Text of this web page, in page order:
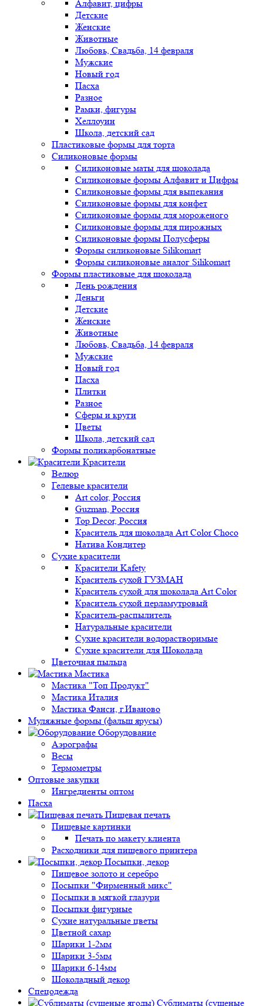
Алфавит, цифры
Детские
Женские
Животные
Любовь, Свадьба, 14 февраля
Мужские
Новый год
Пасха
Разное
Рамки, фигуры
Хеллоуин
Школа, детский сад
Пластиковые формы для торта
Силиконовые формы
Силиконовые маты для шоколада
Силиконовые формы Алфавит и Цифры
Силиконовые формы для выпекания
Силиконовые формы для конфет
Силиконовые формы для мороженого
Силиконовые формы для пирожных
Силиконовые формы Полусферы
Формы силиконовые Silikomart
Формы силиконовые аналог Silikomart
Формы пластиковые для шоколада
День рождения
Деньги
Детские
Женские
Животные
Любовь, Свадьба, 14 февраля
Мужские
Новый год
Пасха
Плитки
Разное
Сферы и круги
Цветы
Школа, детский сад
Формы поликарбонатные
Красители
Велюр
Гелевые красители
Art color, Россия
Guzman, Россия
Top Decor, Россия
Краситель для шоколада Art Color Choco
Натива Кондитер
Сухие красители
Красители Kafety
Краситель сухой ГУЗМАН
Краситель сухой для шоколада Art Color
Краситель сухой перламутровый
Краситель-распылитель
Натуральные красители
Сухие красители водорастворимые
Сухие красители для Шоколада
Цветочная пыльца
Мастика
Мастика "Топ Продукт"
Мастика Италия
Мастика Фанси, г.Иваново
Муляжные формы (фальш ярусы)
Оборудование
Аэрографы
Весы
Термометры
Оптовые закупки
Ингредиенты оптом
Пасха
Пищевая печать
Пищевые картинки
Печать по макету клиента
Расходники для пищевого принтера
Посыпки, декор
Пищевое золото и серебро
Посыпки "Фирменный микс"
Посыпки в мягкой глазури
Посыпки фигурные
Сухие натуральные цветы
Цветной сахар
Шарики 1-2мм
Шарики 3-5мм
Шарики 6-14мм
Шоколадный декор
Спецодежда
Сублиматы (сушеные